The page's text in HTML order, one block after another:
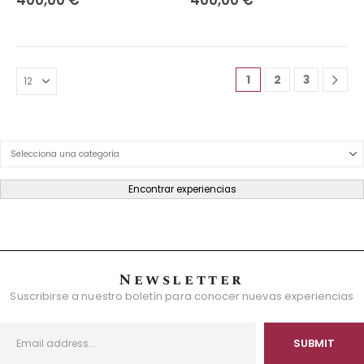
1 2 3
Product Category Dropdown
Encontrar experiencias
Newsletter
Suscribirse a nuestro boletín para conocer nuevas experiencias